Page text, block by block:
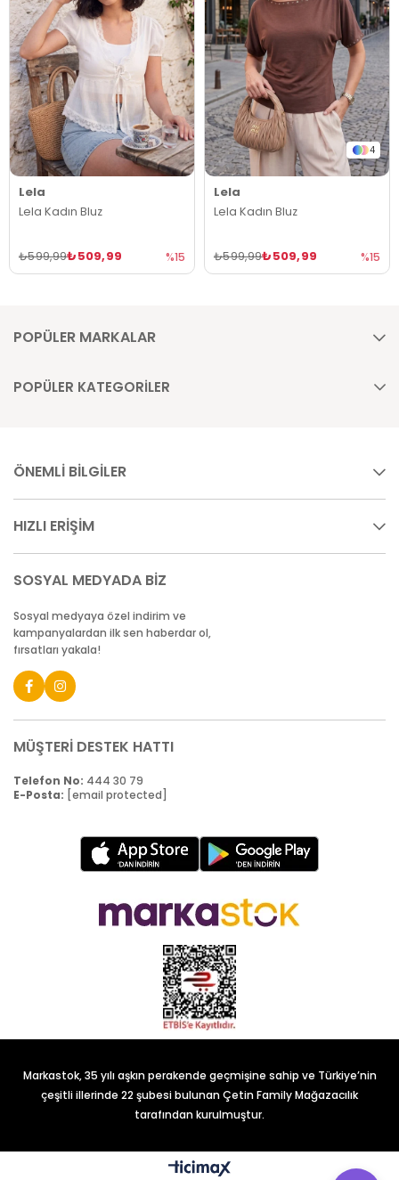
Lela
Lela Kadın Bluz
₺509,99
₺599,99 %15
4
Lela
Lela Kadın Bluz
₺509,99
₺599,99 %15
POPÜLER MARKALAR
POPÜLER KATEGORİLER
ÖNEMLİ BİLGİLER
HIZLI ERİŞİM
SOSYAL MEDYADA BİZ
Sosyal medyaya özel indirim ve
kampanyalardan ilk sen haberdar ol,
fırsatları yakala!
MÜŞTERİ DESTEK HATTI
Telefon No: 444 30 79
E-Posta: [email protected]
Markastok, 35 yılı aşkın perakende geçmişine sahip ve Türkiye’nin
çeşitli illerinde 22 şubesi bulunan Çetin Family Mağazacılık
tarafından kurulmuştur.